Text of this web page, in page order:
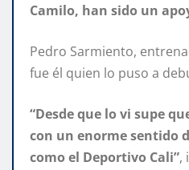
Camilo, han sido un
Pedro Sarmiento,
fue él quien lo puso a
“Desde que lo vi supe
con un enorme sentido
como el Deportivo Cali”,